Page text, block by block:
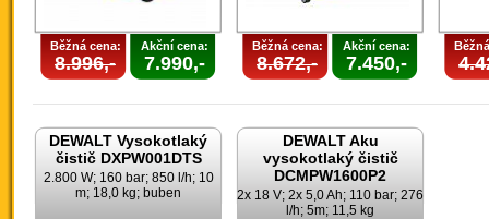
Běžná cena:
8.996,-
Akční cena:
7.990,-
Běžná cena:
8.672,-
Akční cena:
7.450,-
DEWALT Vysokotlaký
čistič DXPW001DTS
2.800 W; 160 bar; 850 l/h; 10
m; 18,0 kg; buben
DEWALT Aku
vysokotlaký čistič
DCMPW1600P2
2x 18 V; 2x 5,0 Ah; 110 bar; 276
l/h; 5m; 11,5 kg